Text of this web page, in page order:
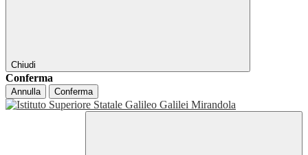
Chiudi
Conferma
Annulla Conferma